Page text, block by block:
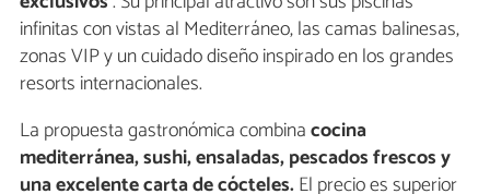
infinitas con vistas al Mediterráneo, las camas balinesas,
zonas VIP y un cuidado diseño inspirado en los grandes
resorts internacionales.
La propuesta gastronómica combinacocina
mediterránea, sushi, ensaladas, pescados frescos y
una excelente carta de cócteles.El precio es superior